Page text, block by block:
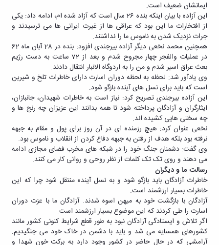
ایمانشان ضعیف است.
این آزاده با بیان اینکه بنده 26 سال است که آزاد شده ام، ادامه داد: یکی
از افتخارات ما این بود که عراقی ها از غیرت ایرانی ها می ترسیدند و
جرات نزدیک شدن به ناموس ما را نداشتند.
همچنین محمد نخعی دیگر آزاده بیرجندی افزود: بنده در 28 آبان ماه 62
در عملیات والفجر چهار مجروح شدم و بعد از 72 ساعت به دست رژیم
بعث عراق اسیر شدم و من را به اردوگاه الانبار انتقال دادند.
وی یادآور شد: لحظه به لحظه دوران اسارت دارای خاطرات تلخ و شیرین
است که باید برای نسل های آینده بازگو شود.
این آزاده بیرجندی تصریح کرد: نیاز است به خاطرات شهیدان، جانبازان،
ایثارگران و آزادگان پرداخته شود تا همه بدانند این عزیزان چه رنج ها و
چه سختی هایی کشیده اند.
نخعی عنوان کرد: هیچ رزمنده ای در آن روز برای پول و مقام به جبهه
نرفته بود بلکه هدف از رفتن به جبهه دفاع کردن از انقلاب و ناموس بود.
وی گفت: دشمنان جنگ خود را در شبکه های مخرب فضای مجازی ادامه
می دهند و روی تک تک کلمات از نظر روحی و روانی کار می کنند.
رسالت ما و دیگران
خاطرات آزادگان باید بازگو شود و به نسل آینده منتقل شود چرا که این
خاطرات بسیار ارزشمند است.
آزادگان با بازگشت خود به میهن اسوه شدند. آزادگان ما با عزت دوران
اسارت را طی کردند که این موضوع بسیار ارزشمند است.
اگر تلاش و ایستادگی آزادگان نبود به طور قطع شرایط کنونی کشور مانند
کشورهای همسایه می شد و باید با دشمن در خاک خود می جنگیدیم.
آرامشی که در حال حاضر در کشور وجود دارد به برکت خون شهدا و